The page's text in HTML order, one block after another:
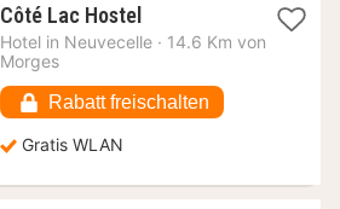
Côté Lac Hostel1
Nacht
€
Hotel in Neuvecelle · 14.6 Km von
Morges
Rabatt freischalten
Gratis WLAN